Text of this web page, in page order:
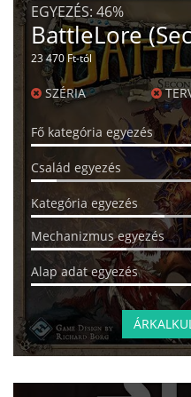
EGYEZÉS: 46%
BattleLore
23 470 Ft-tól
SZÉRIA
Fő kategória egyezés
Család egyezés
Kategória egyezés
Mechanizmus egyezés
Alap adat egyezés